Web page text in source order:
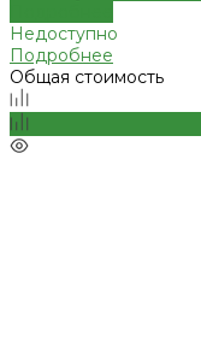
Недоступно
Подробнее
Общая стоимость